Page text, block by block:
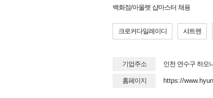
백화점/아울렛 샵마스터 채용
크로커다일레이디 샤트렌
기업주소 인천 연수구 하모
홈페이지 https://